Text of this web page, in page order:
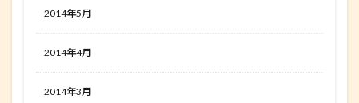
2014年5月
2014年4月
2014年3月